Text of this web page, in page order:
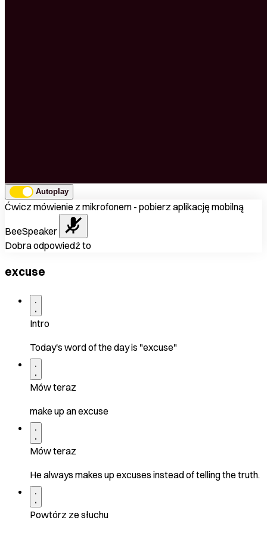
Autoplay
Ćwicz mówienie z mikrofonem - pobierz aplikację mobilną
BeeSpeaker
Dobra odpowiedź to
excuse
Intro
Today's word of the day is "excuse"
Mów teraz
make up an excuse
Mów teraz
He always makes up excuses instead of telling the truth.
Powtórz ze słuchu